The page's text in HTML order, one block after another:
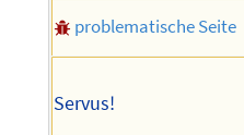
problematische Seite
Servus!